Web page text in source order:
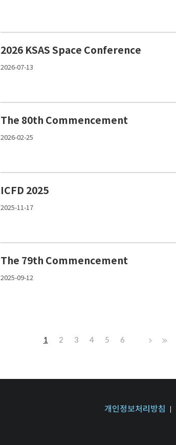
2026 KSAS Space Conference
2026-07-13
The 80th Commencement
2026-02-25
ICFD 2025
2025-11-17
The 79th Commencement
2025-09-12
1 2 3 4 5 6
개인정보처리방침